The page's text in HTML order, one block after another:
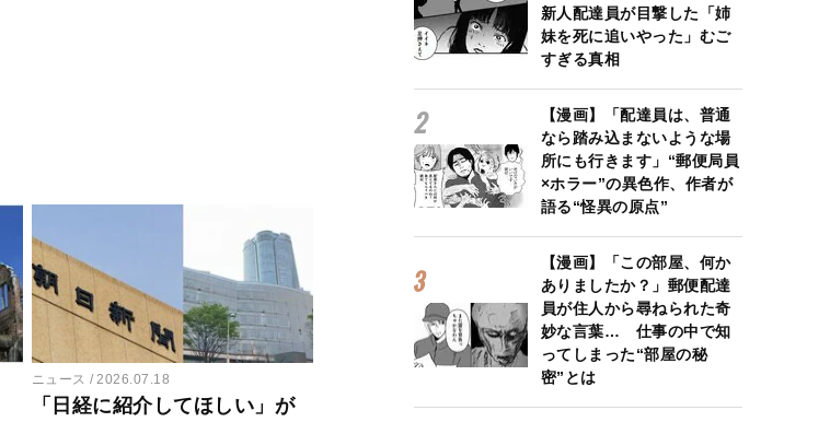
ニュース 2026.07.18
「日経に紹介してほしい」が
新人配達員が目撃した「姉
妹を死に追いやった」むご
すぎる真相
【漫画】「配達員は、普通
なら踏み込まないような場
所にも行きます」“郵便局員
×ホラー”の異色作、作者が
語る“怪異の原点”
【漫画】「この部屋、何か
ありましたか？」郵便配達
員が住人から尋ねられた奇
妙な言葉… 仕事の中で知
ってしまった“部屋の秘
密”とは